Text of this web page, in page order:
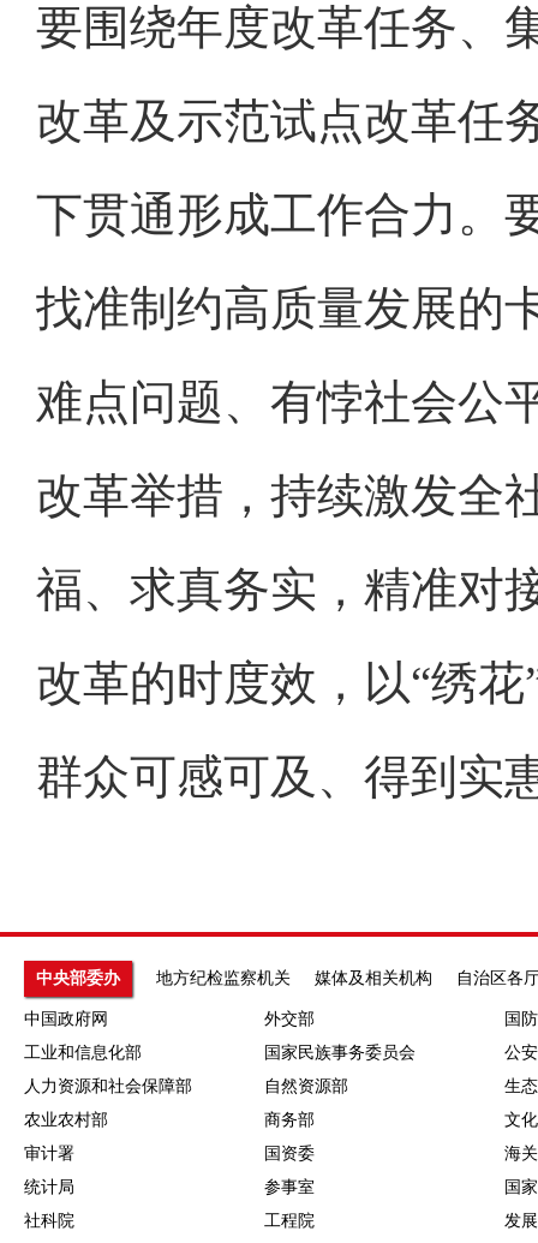
要围绕年度改革任务、
改革及示范试点改革任
下贯通形成工作合力。
找准制约高质量发展的
难点问题、有悖社会公
改革举措，持续激发全
福、求真务实，精准对
改革的时度效，以“绣
群众可感可及、得到
中央部委办 地方纪检监察机关 媒体及相关机构 自治区各
中国政府网 外交部
国
工业和信息化部
国家民族事务委员会
公
人力资源和社会保障部
自然资源部
生
农业农村部
商务部
文
审计署
国资委
海
统计局
参事室
国
社科院
工程院
发